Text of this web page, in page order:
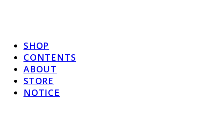
SHOP
CONTENTS
ABOUT
STORE
NOTICE